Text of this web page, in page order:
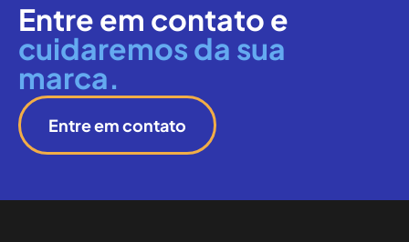
Entre em contato e
cuidaremos da sua
marca.
Entre em contato